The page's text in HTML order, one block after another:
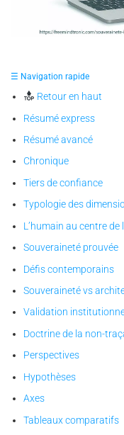
cadenas incarnent la
prouvée par la maîtrise
☰ Navigation rapide
Retour en haut
Résumé express
Résumé avancé
Chronique
Tiers de confiance
Typologie des
L’humain au centre
Souveraineté prouvée
Défis contemporains
Souveraineté vs
Validation
Doctrine de la non-
Perspectives
Hypothèses
Axes
Tableaux comparatifs